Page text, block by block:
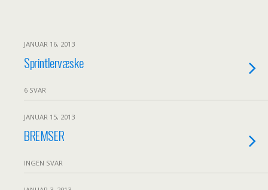
JANUAR 16, 2013
Sprintlervæske
6 SVAR
JANUAR 15, 2013
BREMSER
INGEN SVAR